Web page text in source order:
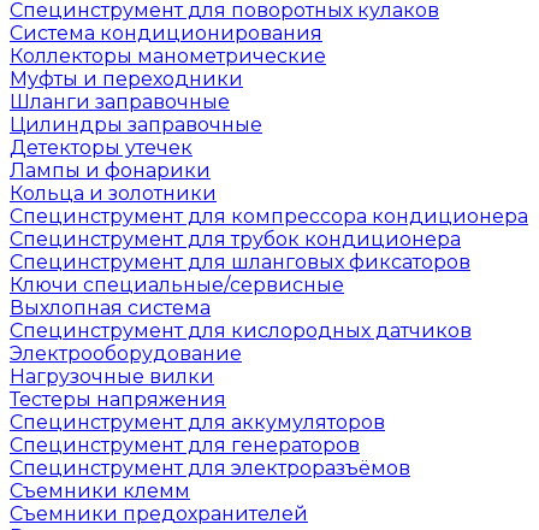
Специнструмент для поворотных кулаков
Система кондиционирования
Коллекторы манометрические
Муфты и переходники
Шланги заправочные
Цилиндры заправочные
Детекторы утечек
Лампы и фонарики
Кольца и золотники
Специнструмент для компрессора кондиционера
Специнструмент для трубок кондиционера
Специнструмент для шланговых фиксаторов
Ключи специальные/сервисные
Выхлопная система
Специнструмент для кислородных датчиков
Электрооборудование
Нагрузочные вилки
Тестеры напряжения
Специнструмент для аккумуляторов
Специнструмент для генераторов
Специнструмент для электроразъёмов
Съемники клемм
Съемники предохранителей